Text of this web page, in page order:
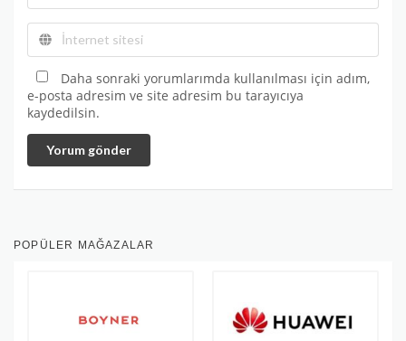
Daha sonraki yorumlarımda kullanılması için adım,
e-posta adresim ve site adresim bu tarayıcıya
kaydedilsin.
Yorum gönder
POPÜLER MAĞAZALAR